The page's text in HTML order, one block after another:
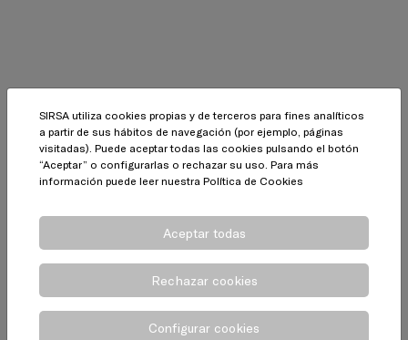
Garantía de calidad
Priorizamos los estándares de calidad
establecemos un método de supervisión
y nos sometemos a auditorías de forma
SIRSA utiliza cookies propias y de terceros para fines analíticos
a partir de sus hábitos de navegación (por ejemplo, páginas
visitadas). Puede aceptar todas las cookies pulsando el botón
“Aceptar” o configurarlas o rechazar su uso. Para más
información puede leer nuestra Política de Cookies
Aceptar todas
Rechazar cookies
Configurar cookies